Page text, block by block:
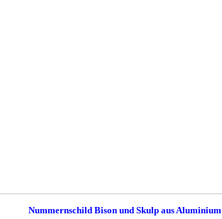
Nummernschild Bison und Skulp aus Aluminium